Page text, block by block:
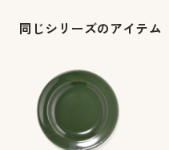
同じシリーズのアイテム